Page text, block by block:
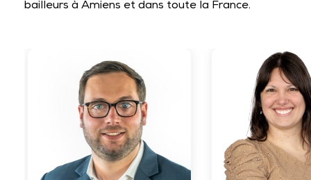
bailleurs à Amiens et dans toute la France.